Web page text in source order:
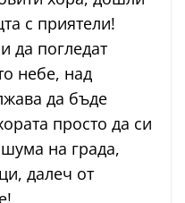
с приятели!
да погледат
небе, над
да бъде
просто да си
на града,
далеч от